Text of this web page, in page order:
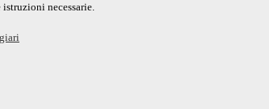
necessarie.